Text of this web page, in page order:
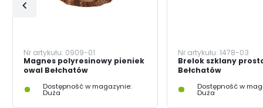
Nr artykułu: 0909-01
Magnes polyresinowy pieniek
owal Bełchatów
Dostępność w magazynie:
Duża
Nr artykułu: 1478-03
Brelok szklany
Bełchatów
Dostępność w
Duża